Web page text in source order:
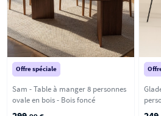
Offre spéciale
Sam - Table à manger 8 personnes
ovale en bois - Bois foncé
- Beige